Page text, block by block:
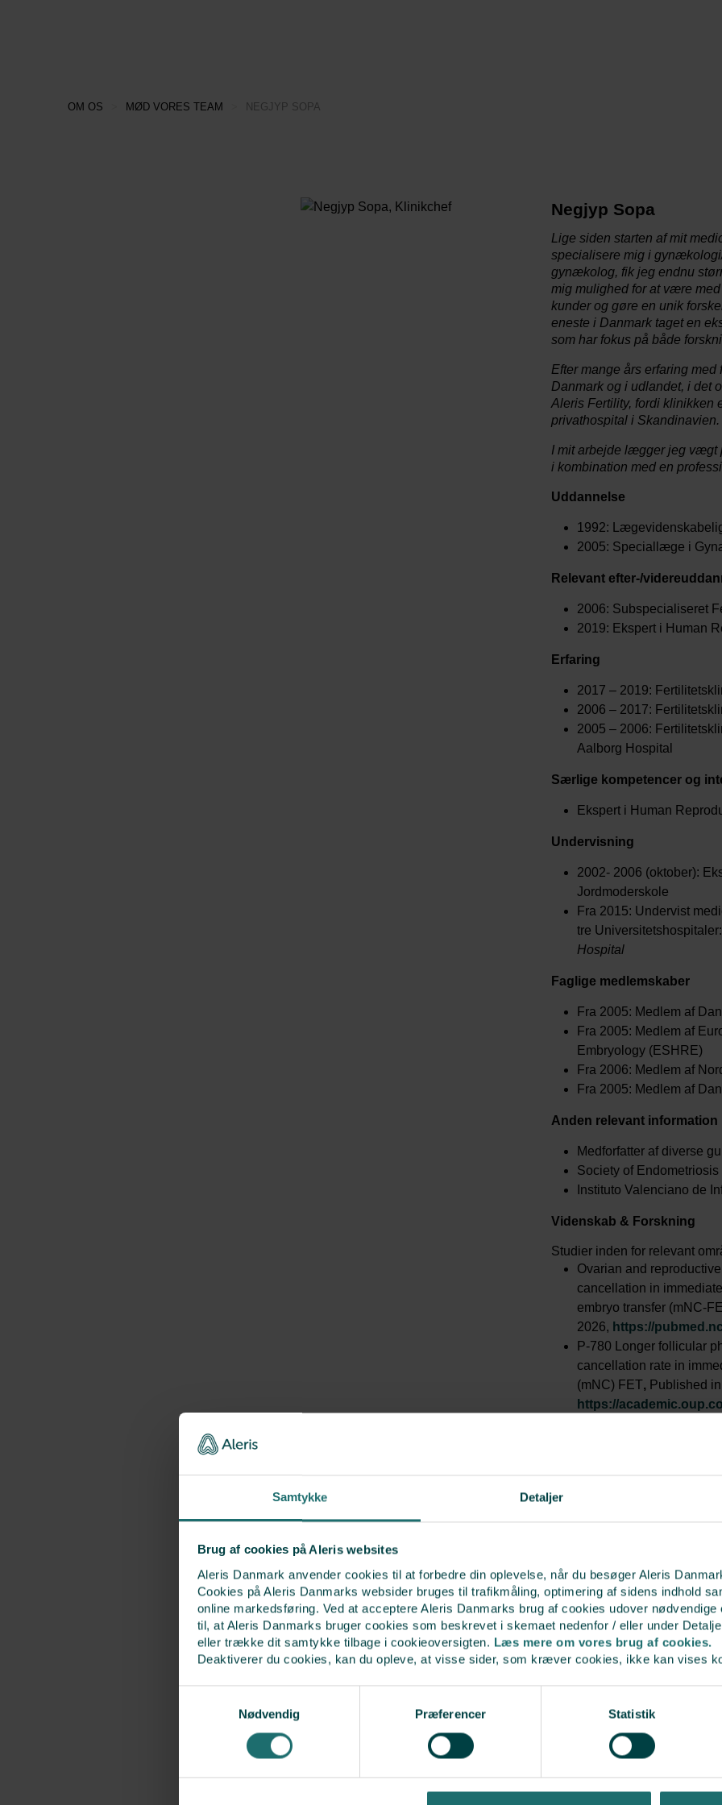
Samtykke Detaljer
Brug af cookies på Aleris websites
Aleris Danmark anvender cookies til at forbedre din oplevelse, når du besøger Aleris
Cookies på Aleris Danmarks websider bruges til trafikmåling, optimering af sidens indhold
online markedsføring. Ved at acceptere Aleris Danmarks brug af cookies udover
til, at Aleris Danmarks bruger cookies som beskrevet i skemaet nedenfor / eller under
eller trække dit samtykke tilbage i cookieoversigten. Læs mere om vores brug af cookies.
Deaktiverer du cookies, kan du opleve, at visse sider, som kræver cookies, ikke kan vises
Nødvendig
Præferencer Statistik
OM OS MØD VORES TEAM NEGJYP SOPA
Negjyp Sopa
Lige siden starten af mit
specialisere mig i
gynækolog, fik jeg endnu
mig mulighed for at være
kunder og gøre en unik
eneste i Danmark taget en
som har fokus på både
Efter mange års erfaring
Danmark og i udlandet, i det
Aleris Fertility, fordi klinikken
privathospital i Skandinavien.
I mit arbejde lægger jeg vægt
i kombination med en
Uddannelse
1992:
2005: Speciallæge i
Relevant efter-/
2006: Subspecialiseret
2019: Ekspert i Human
Erfaring
2017 – 2019:
2006 – 2017:
2005 – 2006:
Aalborg Hospital
Særlige kompetencer og
Ekspert i Human
Undervisning
2002- 2006 (oktober):
Jordmoderskole
Fra 2015: Undervist
tre
Hospital
Faglige medlemskaber
Fra 2005: Medlem af
Fra 2005: Medlem af
Embryology (ESHRE)
Fra 2006: Medlem af
Fra 2005: Medlem af
Anden relevant information
Medforfatter af diverse
Society of
Instituto Valenciano de
Videnskab & Forskning
Studier inden for relevant
Ovarian and
cancellation in
embryo transfer (mNC-
2026, https://
P-780 Longer follicular
cancellation rate in
(mNC) FET, Published
https://
Effectiveness and safety
10.3389/
https://
The prevalence of late-
the ongoing pregnancy
study of an RCT Article:
Kumulative live birth
ART cyclin ovulatory
september 2024,
undergoing immediate